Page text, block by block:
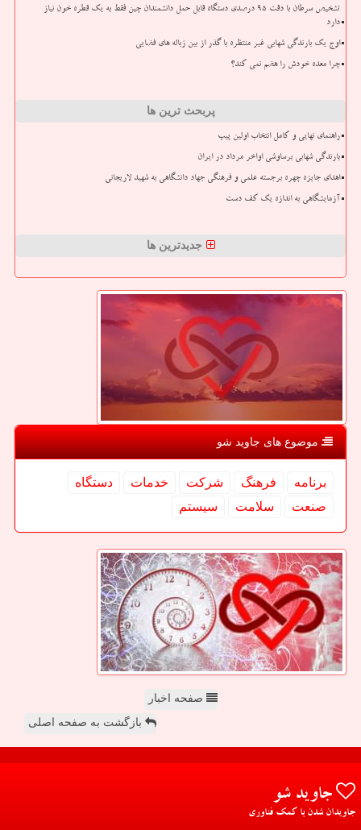
تشخیص سرطان با دقت ۹۵ درصدی دستگاه قابل حمل دانشمندان چین فقط به یک قطره خون نیاز
دارد
اوج یک بارندگی شهابی غیر منتظره با گذر از بین زباله های فضایی
چرا معده خودش را هضم نمی کند؟
پربحث ترین ها
راهنمای نهایی و کامل انتخاب اولین پیپ
بارندگی شهابی برساوشی اواخر مرداد در ایران
اهدای جایزه چهره برجسته علمی و فرهنگی جهاد دانشگاهی به شهید لاریجانی
آزمایشگاهی به اندازه یک کف دست
جدیدترین ها
موضوع های جاوید شو
برنامه فرهنگ شركت خدمات
دستگاه
صنعت
سلامت سیستم
صفحه اخبار
بازگشت به صفحه اصلی
جاوید شو
جاویدان شدن با کمک فناوری